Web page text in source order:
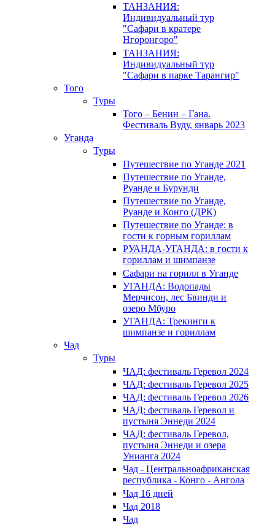
ТАНЗАНИЯ:
Индивидуальный тур
"Сафари в кратере
Нгоронгоро"
ТАНЗАНИЯ:
Индивидуальный тур
"Сафари в парке Тарангир"
Того
Туры
Того – Бенин – Гана.
Фестиваль Вуду, январь 2023
Уганда
Туры
Путешествие по Уганде 2021
Путешествие по Уганде,
Руанде и Бурунди
Путешествие по Уганде,
Руанде и Конго (ДРК)
Путешествие по Уганде: в
гости к горным гориллам
РУАНДА-УГАНДА: в гости к
гориллам и шимпанзе
Сафари на горилл в Уганде
УГАНДА: Водопады
Мерчисон, лес Бвинди и
озеро Мбуро
УГАНДА: Трекинги к
шимпанзе и гориллам
Чад
Туры
ЧАД: фестиваль Геревол 2024
ЧАД: фестиваль Геревол 2025
ЧАД: фестиваль Геревол 2026
ЧАД: фестиваль Геревол и
пустыня Эннеди 2024
ЧАД: фестиваль Геревол,
пустыня Эннеди и озера
Унианга 2024
Чад - Центральноафриканская
республика - Конго - Ангола
Чад 16 дней
Чад 2018
Чад